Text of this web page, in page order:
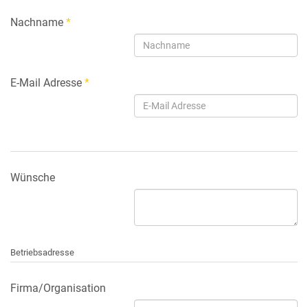
Nachname *
E-Mail Adresse *
Wünsche
Betriebsadresse
Firma/Organisation